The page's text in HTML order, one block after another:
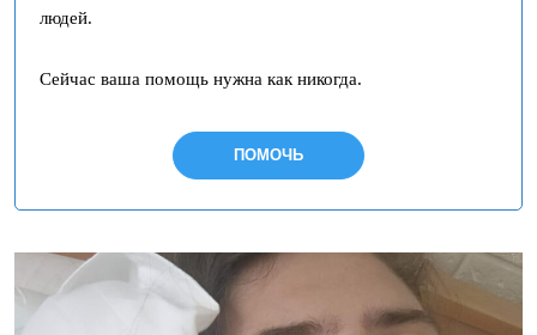
людей.
Сейчас ваша помощь нужна как никогда.
ПОМОЧЬ